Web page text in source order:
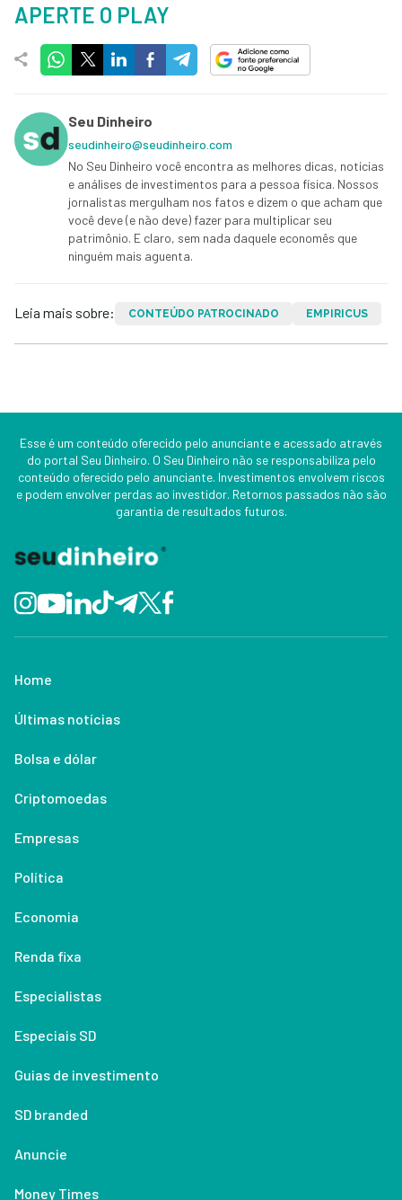
APERTE O PLAY
Seu Dinheiro
seudinheiro@seudinheiro.com
No Seu Dinheiro você encontra as melhores dicas, notícias
e análises de investimentos para a pessoa física. Nossos
jornalistas mergulham nos fatos e dizem o que acham que
você deve (e não deve) fazer para multiplicar seu
patrimônio. E claro, sem nada daquele economês que
ninguém mais aguenta.
Leia mais sobre: CONTEÚDO PATROCINADO EMPIRICUS
Esse é um conteúdo oferecido pelo anunciante e acessado através
do portal Seu Dinheiro. O Seu Dinheiro não se responsabiliza pelo
conteúdo oferecido pelo anunciante. Investimentos envolvem riscos
e podem envolver perdas ao investidor. Retornos passados não são
garantia de resultados futuros.
Home
Últimas notícias
Bolsa e dólar
Criptomoedas
Empresas
Política
Economia
Renda fixa
Especialistas
Especiais SD
Guias de investimento
SD branded
Anuncie
Money Times